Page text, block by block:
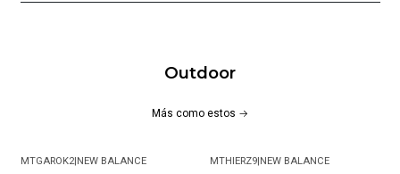
Outdoor
Más como estos
MTGAROK2|NEW BALANCE MTHIERZ9|NEW BALANCE